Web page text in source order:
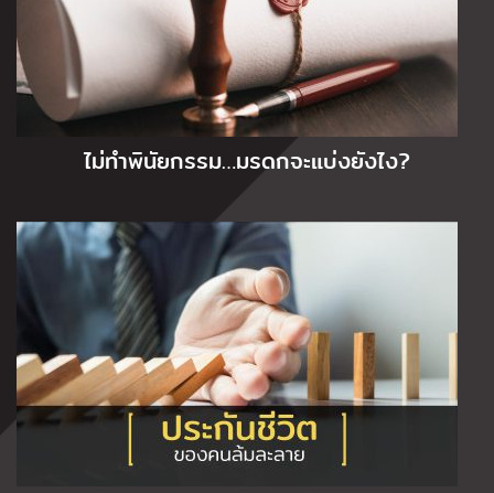
ไม่ทำพินัยกรรม…มรดกจะแบ่งยังไง?